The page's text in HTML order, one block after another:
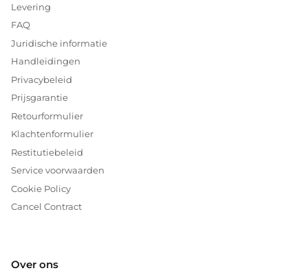
Levering
FAQ
Juridische informatie
Handleidingen
Privacybeleid
Prijsgarantie
Retourformulier
Klachtenformulier
Restitutiebeleid
Service voorwaarden
Cookie Policy
Cancel Contract
Over ons